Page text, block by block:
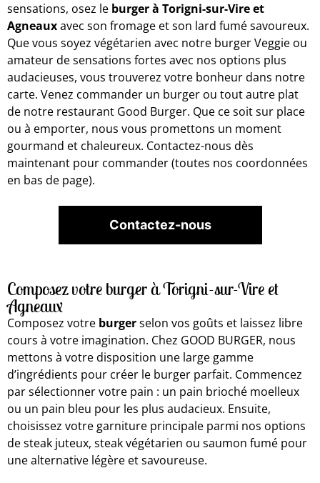
sensations, osez le burger à Torigni-sur-Vire et
Agneauxavec son fromage et son lard fumé savoureux.
Que vous soyez végétarien avec notre burger Veggie ou
amateur de sensations fortes avec nos options plus
audacieuses, vous trouverez votre bonheur dans notre
carte. Venez commander un burger ou tout autre plat
de notre restaurant Good Burger. Que ce soit sur place
ou à emporter, nous vous promettons un moment
gourmand et chaleureux. Contactez-nous dès
maintenant pour commander (toutes nos coordonnées
en bas de page).
Contactez-nous
Composez votre burger à Torigni-sur-Vire et
Agneaux
Composez votre burgerselon vos goûts et laissez libre
cours à votre imagination. Chez GOOD BURGER, nous
mettons à votre disposition une large gamme
d’ingrédients pour créer le burger parfait. Commencez
par sélectionner votre pain : un pain brioché moelleux
ou un pain bleu pour les plus audacieux. Ensuite,
choisissez votre garniture principale parmi nos options
de steak juteux, steak végétarien ou saumon fumé pour
une alternative légère et savoureuse.